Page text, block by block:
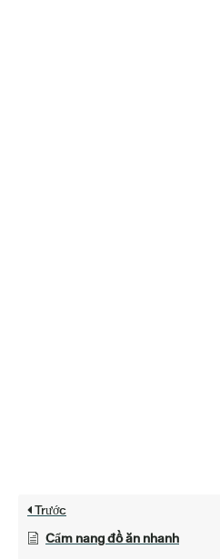
Trước
Cẩm nang đồ ăn nhanh